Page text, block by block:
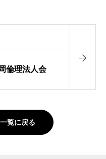
倫理法人会
覧に戻る